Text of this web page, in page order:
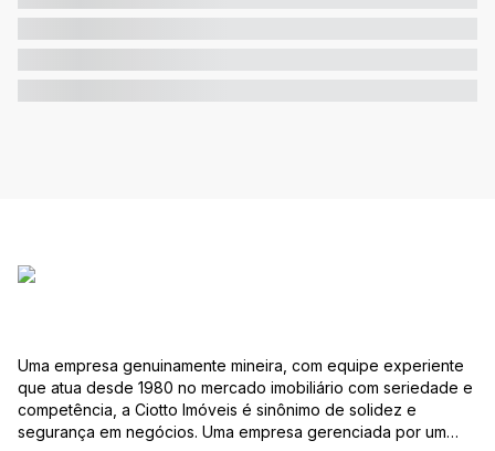
Uma empresa genuinamente mineira, com equipe experiente
que atua desde 1980 no mercado imobiliário com seriedade e
competência, a Ciotto Imóveis é sinônimo de solidez e
segurança em negócios. Uma empresa gerenciada por um